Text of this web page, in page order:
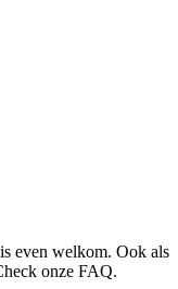
even welkom. Ook als
onze FAQ.